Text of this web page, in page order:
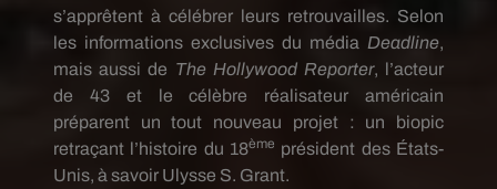
s’apprêtent à célébrer leurs retrouvailles. Selon
les informations exclusives du média Deadline,
mais aussi de The Hollywood Reporter, l’acteur
de 43 et le célèbre réalisateur américain
préparent un tout nouveau projet : un biopic
retraçant l’histoire du 18ème président des États-
Unis, à savoir Ulysse S. Grant.